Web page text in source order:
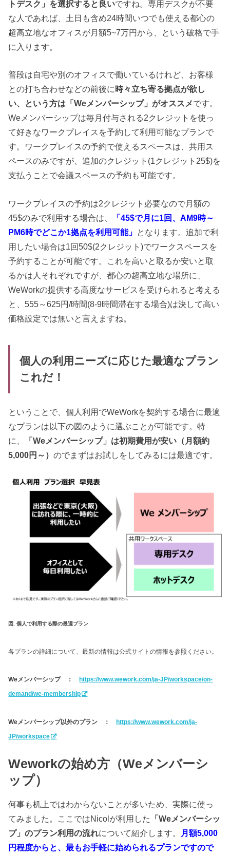
トデスク」を選択すると良いですね。専用デスクが不要
な人であれば、土日も含め24時間いつでも使える都心の
超高立地なオフィスが月額5~7万円から、という破格で手
に入ります。
普段は自宅や別のオフィスで働いているけれど、お客様
との打ち合わせなどの前後に 時々立ち寄る拠点が欲し
い、という方は「Weメンバーシップ」がオススメです。
Weメンバーシップは毎月付与される2クレジットを使っ
て好きなワークプレイスを予約して利用可能なプランで
す。ワークプレイスの予約で使えるスペースは、共用ス
ペースのみですが、追加のクレジット(1クレジット25$)を
支払うことで会議スペースの予約も可能です。
ワークプレイスの予約は2クレジット必要なので月額の
45$のみで利用する場合は、
「45$で月に1回、AM9時～
PM6時でどこか1拠点を利用可能」 となります。追加で利
用したい場合は1回50$(2クレジット)でワークスペースを
予約することが可能です。これを高いと取るか安いと取
るかは人それぞれですが、都心の超高立地な場所に、
WeWorkの提供する高度なサービスを受けられると考える
と、555～625円/時間(8-9時間滞在する場合)は決して高い
価格設定では無いと言えますね。
個人の利用ニーズに応じた最適なプラン
これだ！
ということで、個人利用でWeWorkを契約する場合に最適
なプランは以下の図のように選ぶことが可能です。特
に、
「Weメンバーシップ」は初期費用が安い（月額約
5,000円～）のでまずはお試しをしてみるには最適です。
図. 個人で利用する際の最適プラン
各プランの詳細について、最新の情報は公式サイトの情報を参照ください。
Weメンバーシップ ：
https://www.wework.com/ja-JP/workspace/on-
demand/we-membership
Weメンバーシップ以外のプラン ：https://www.wework.com/ja-
JP/workspace
Weworkの始め方（Weメンバーシ
ップ）
何事も机上ではわからないことが多いため、実際に使っ
てみました。ここではNicolが利用した
「Weメンバーシッ
プ」のプラン利用の流れについて紹介します。
月額5,000
円程度からと、最もお手軽に始められるプランですので